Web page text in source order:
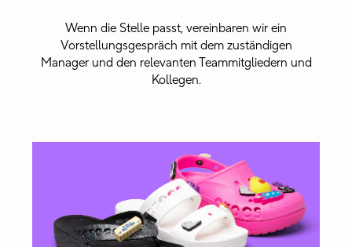
Wenn die Stelle passt, vereinbaren wir ein
Vorstellungsgespräch mit dem zuständigen
Manager und den relevanten Teammitgliedern und
Kollegen.